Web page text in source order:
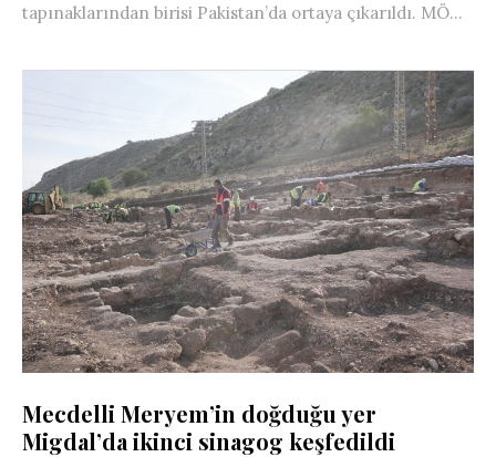
tapınaklarından birisi Pakistan’da ortaya çıkarıldı. MÖ...
Mecdelli Meryem’in doğduğu yer
Migdal’da ikinci sinagog keşfedildi